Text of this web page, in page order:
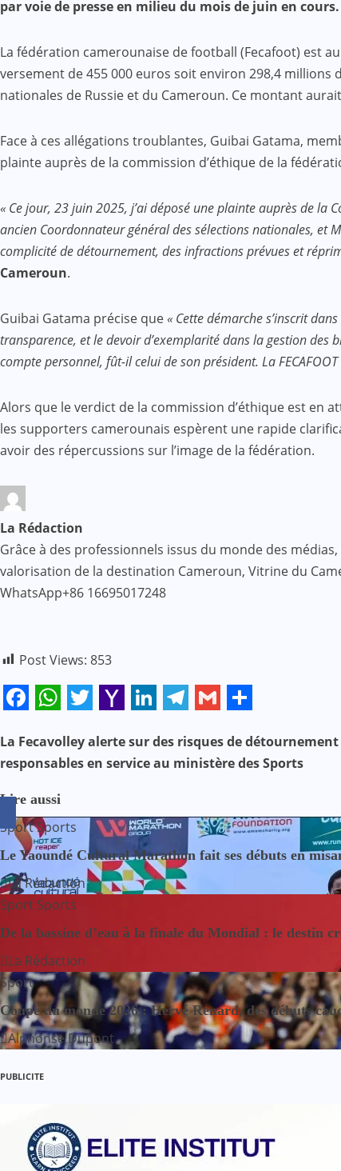
par voie de presse en milieu du mois de juin en cours.
La fédération camerounaise de football (Fecafoot) est
versement de 455 000 euros soit environ 298,4
nationales de Russie et du Cameroun. Ce montant
Face à ces allégations troublantes, Guibai Gatama,
plainte auprès de la commission d’éthique de la
« Ce jour, 23 juin 2025, j’ai déposé une plainte auprès de la
ancien Coordonnateur général des sélections nationales, et
complicité de détournement, des infractions prévues et
Cameroun.
Guibai Gatama précise que« Cette démarche s’inscrit
transparence, et le devoir d’exemplarité dans la gestion des
compte personnel, fût-il celui de son président. La
Alors que le verdict de la commission d’éthique est en
les supporters camerounais espèrent une rapide
avoir des répercussions sur l’image de la fédération.
La Rédaction
Grâce à des professionnels issus du monde des
valorisation de la destination Cameroun, Vitrine du
WhatsApp+86 16695017248
Post Views: 853
Mail
N
i
g
a
i
o
n
d
La Fecavolley alerte sur des risques de
responsables en service au ministère des Sports
Lire aussi
SportSports
Le Yaoundé Cultural Marathon fait ses débuts en
La Rédaction
Sport Sports
De la bassine d’eau à la finale du Mondial : le destin
La Rédaction
Sport
Coupe du monde 2026 : Hervé Renard, des débuts
Alphonse Dupont
PUBLICITE